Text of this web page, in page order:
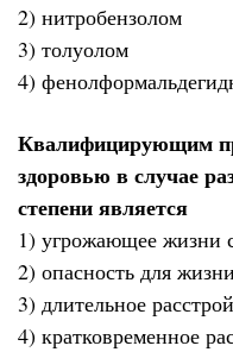
2) нитробензолом
3) толуолом
4)
Квалифицирующим
здоровью в случае
степени является
1) угрожающее жизни
2) опасность для жизни
3) длительное
4) кратковременное